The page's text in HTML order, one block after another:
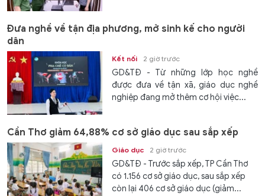
Đưa nghề về tận địa phương, mở sinh kế cho người
dân
Kết nối 2 giờ trước
GD&TĐ - Từ những lớp học nghề
được đưa về tận xã, giáo dục nghề
nghiệp đang mở thêm cơ hội việc...
Cần Thơ giảm 64,88% cơ sở giáo dục sau sắp xếp
Giáo dục 2 giờ trước
GD&TĐ - Trước sắp xếp, TP Cần Thơ
có 1.156 cơ sở giáo dục, sau sắp xếp
còn lại 406 cơ sở giáo dục (giảm...